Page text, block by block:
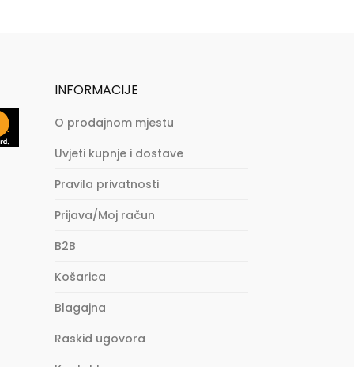
INFORMACIJE
O prodajnom mjestu
Uvjeti kupnje i dostave
Pravila privatnosti
Prijava/Moj račun
B2B
Košarica
Blagajna
Raskid ugovora